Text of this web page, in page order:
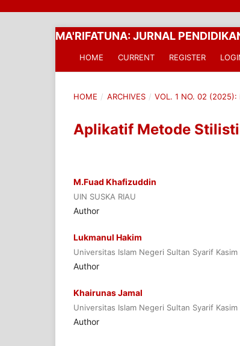
MA'RIFATUNA: JURNAL
HOME CURRENT REGISTER
HOME / ARCHIVES / VOL. 1 NO. 02 (2025):
Aplikatif Metode
M.Fuad Khafizuddin
UIN SUSKA RIAU
Author
Lukmanul Hakim
Universitas Islam Negeri Sultan Syarif Kasim
Author
Khairunas Jamal
Universitas Islam Negeri Sultan Syarif Kasim
Author